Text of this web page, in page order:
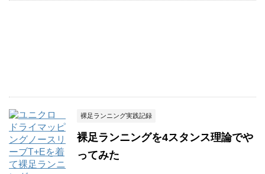
裸足ランニング実践記録
裸足ランニングを4スタンス理論でや
ってみた